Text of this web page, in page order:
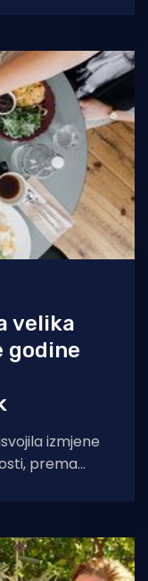
velika
godine
izmjene
prema